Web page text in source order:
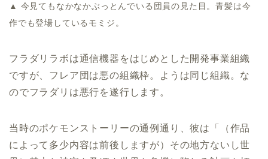
▲ 今見てもなかなかぶっとんでいる団員の見た目。青髪は今
作でも登場しているモミジ。
フラダリラボは通信機器をはじめとした開発事業組織
ですが、フレア団は悪の組織枠。ようは同じ組織。な
のでフラダリは悪行を遂行します。
当時のポケモンストーリーの通例通り、彼は「（作品
によって多少内容は前後しますが）その地方ないし世